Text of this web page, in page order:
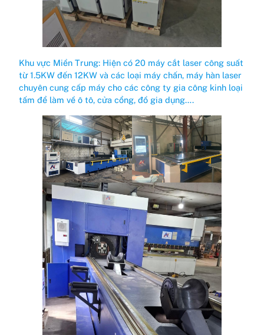
Khu vực Miền Trung: Hiện có 20 máy cắt laser công suất
từ 1.5KW đến 12KW và các loại máy chấn, máy hàn laser
chuyên cung cấp máy cho các công ty gia công kinh loại
tấm để làm về ô tô, cửa cổng, đồ gia dụng….